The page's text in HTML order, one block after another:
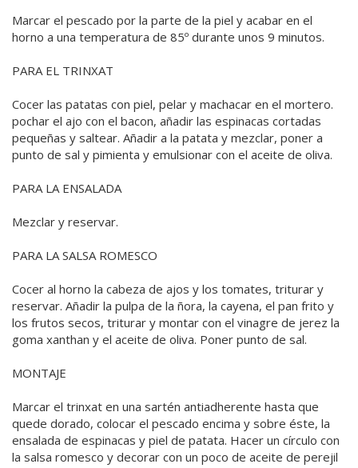
Marcar el pescado por la parte de la piel y acabar en el
horno a una temperatura de 85º durante unos 9 minutos.
PARA EL TRINXAT
Cocer las patatas con piel, pelar y machacar en el mortero.
pochar el ajo con el bacon, añadir las espinacas cortadas
pequeñas y saltear. Añadir a la patata y mezclar, poner a
punto de sal y pimienta y emulsionar con el aceite de oliva.
PARA LA ENSALADA
Mezclar y reservar.
PARA LA SALSA ROMESCO
Cocer al horno la cabeza de ajos y los tomates, triturar y
reservar. Añadir la pulpa de la ñora, la cayena, el pan frito y
los frutos secos, triturar y montar con el vinagre de jerez la
goma xanthan y el aceite de oliva. Poner punto de sal.
MONTAJE
Marcar el trinxat en una sartén antiadherente hasta que
quede dorado, colocar el pescado encima y sobre éste, la
ensalada de espinacas y piel de patata. Hacer un círculo con
la salsa romesco y decorar con un poco de aceite de perejil